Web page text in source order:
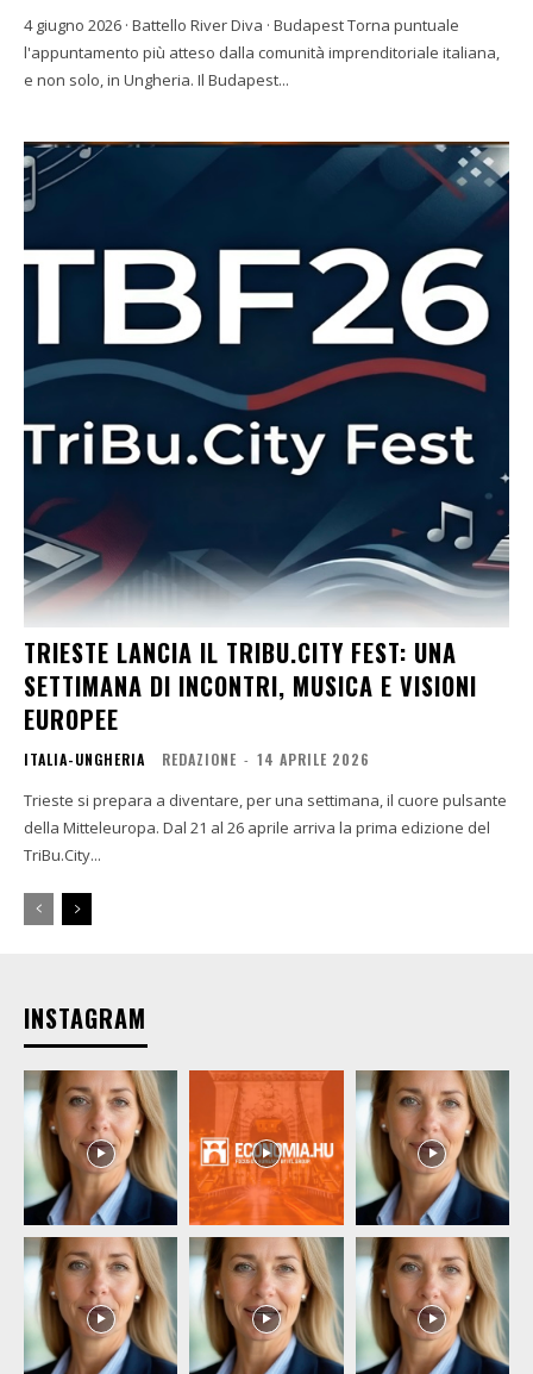
4 giugno 2026 · Battello River Diva · Budapest Torna puntuale
l'appuntamento più atteso dalla comunità imprenditoriale italiana,
e non solo, in Ungheria. Il Budapest...
TRIESTE LANCIA IL TRIBU.CITY FEST: UNA
SETTIMANA DI INCONTRI, MUSICA E VISIONI
EUROPEE
ITALIA-UNGHERIA REDAZIONE - 14 APRILE 2026
Trieste si prepara a diventare, per una settimana, il cuore pulsante
della Mitteleuropa. Dal 21 al 26 aprile arriva la prima edizione del
TriBu.City...
INSTAGRAM